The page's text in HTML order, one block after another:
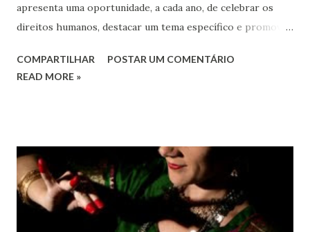
apresenta uma oportunidade, a cada ano, de celebrar os
direitos humanos, destacar um tema específico e promover
em todos os lugares. Este ano, o foco é sobre os direitos
Estes direitos humanos – os direitos à liberdade de opinião
e de expressão, de reunião pacífica e de associação, e de
participar no governo (artigos 19, 20 e 21 da Declaração
Universal dos Direitos Humanos ) – têm estado no centro
COMPARTILHAR
POSTAR UM COMENTÁRIO
READ MORE »